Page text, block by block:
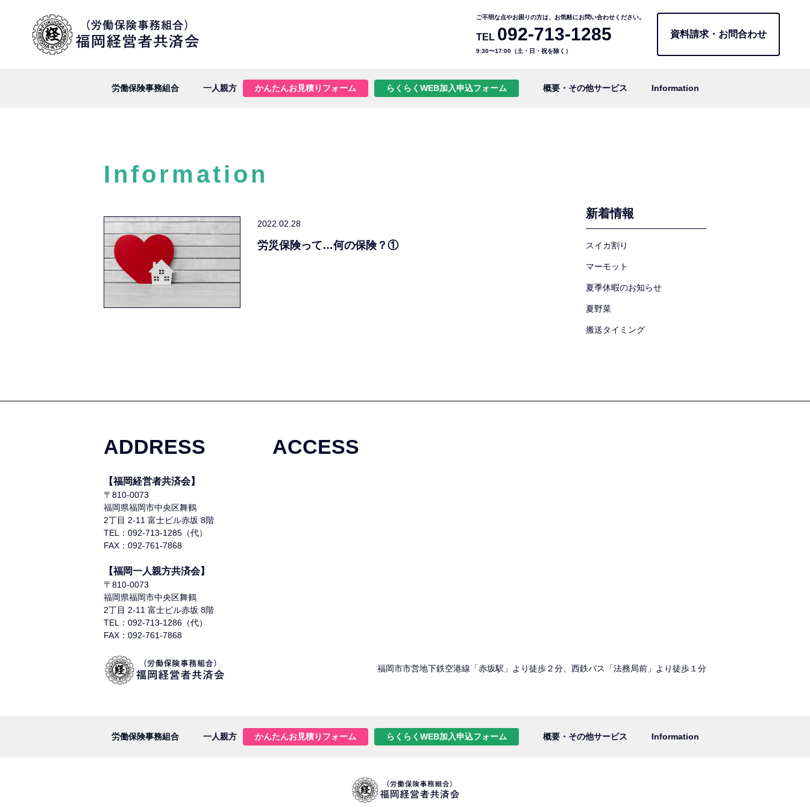
ご不明な点やお困りの方は、お気軽にお問い合わせください。
TEL 092-713-1285
9:30〜17:00（土・日・祝を除く）
資料請求・お問合わせ
労働保険事務組合 一人親方 かんたんお見積りフォーム らくらくWEB加入申込フォーム 概要・その他サービス Information
Information
2022.02.28
労災保険って…何の保険？①
新着情報
スイカ割り
マーモット
夏季休暇のお知らせ
夏野菜
搬送タイミング
ADDRESS
【福岡経営者共済会】
〒810-0073
福岡県福岡市中央区舞鶴
2丁目 2-11 富士ビル赤坂 8階
TEL：092-713-1285（代）
FAX：092-761-7868
【福岡一人親方共済会】
〒810-0073
福岡県福岡市中央区舞鶴
2丁目 2-11 富士ビル赤坂 8階
TEL：092-713-1286（代）
FAX：092-761-7868
ACCESS
福岡市市営地下鉄空港線「赤坂駅」より徒歩２分、西鉄バス「法務局前」より徒歩１分
労働保険事務組合 一人親方 かんたんお見積りフォーム らくらくWEB加入申込フォーム 概要・その他サービス Information